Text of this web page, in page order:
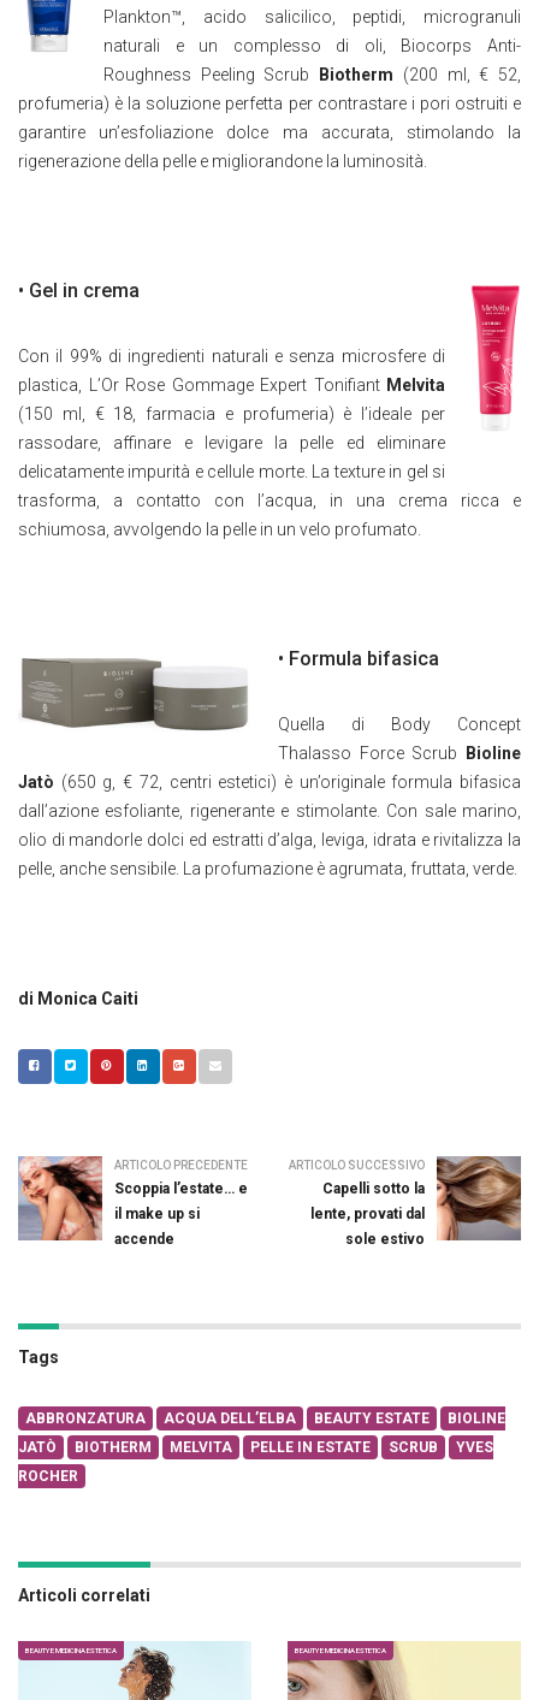
Plankton™, acido salicilico, peptidi, microgranuli
naturali e un complesso di oli, Biocorps Anti-
Roughness Peeling Scrub
Biotherm (200 ml, € 52,
profumeria) è la soluzione perfetta per contrastare i pori ostruiti e
garantire un’esfoliazione dolce ma accurata, stimolando la
rigenerazione della pelle e migliorandone la luminosità.
• Gel in crema
Con il 99% di ingredienti naturali e senza microsfere di
plastica, L’Or Rose Gommage Expert Tonifiant Melvita
(150 ml, € 18, farmacia e profumeria) è l’ideale per
rassodare, affinare e levigare la pelle ed eliminare
delicatamente impurità e cellule morte. La texture in gel si
trasforma, a contatto con l’acqua, in una crema ricca e
schiumosa, avvolgendo la pelle in un velo profumato.
• Formula bifasica
Quella di Body Concept
Thalasso Force Scrub
Bioline
Jatò (650 g, € 72, centri estetici) è un’originale formula bifasica
dall’azione esfoliante, rigenerante e stimolante. Con sale marino,
olio di mandorle dolci ed estratti d’alga, leviga, idrata e rivitalizza la
pelle, anche sensibile. La profumazione è agrumata, fruttata, verde.
di Monica Caiti
ARTICOLO PRECEDENTE
Scoppia l’estate… e
il make up si
accende
ARTICOLO SUCCESSIVO
Capelli sotto la
lente, provati dal
sole estivo
Tags
ABBRONZATURA ACQUA DELL’ELBA BEAUTY ESTATE
BIOLINE
JATÒ
BIOTHERM MELVITA PELLE IN ESTATE SCRUB
YVES
ROCHER
Articoli correlati
BEAUTY E MEDICINA ESTETICA BEAUTY E MEDICINA ESTETICA